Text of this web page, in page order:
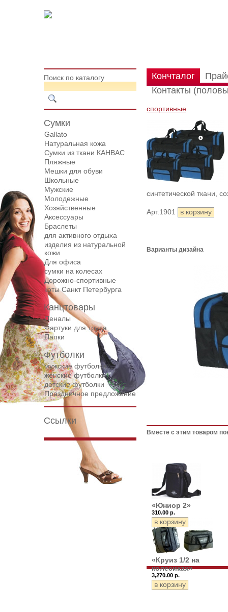
Поиск по каталогу
Сумки
Gallato
Натуральная кожа
Сумки из ткани КАНВАС
Пляжные
Мешки для обуви
Школьные
Мужские
Молодежные
Хозяйственные
Аксессуары
Браслеты
для активного отдыха
изделия из натуральной
кожи
Для офиса
сумки на колесах
Дорожнo-спортивные
коты Санкт Петербурга
Канцтовары
Пеналы
Фартуки для труда
Папки
Футболки
мужские футболки
женские футболки
детские футболки
Праздничное предложение
Ссылки
Кончталог
Контакты
спортивные
синтетической ткани,
Арт.1901
Варианты дизайна
Вместе с этим товаром
«Юниор 2»
310.00 р.
«Круиз 1/2 на
колесиках»
3,270.00 р.